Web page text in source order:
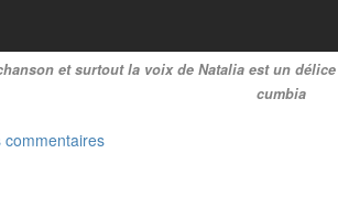
et surtout la voix de Natalia est un
cumbia
commentaires